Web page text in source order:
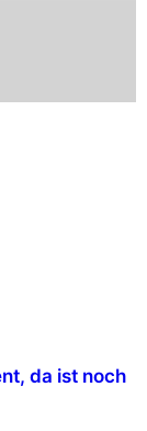
da ist noch